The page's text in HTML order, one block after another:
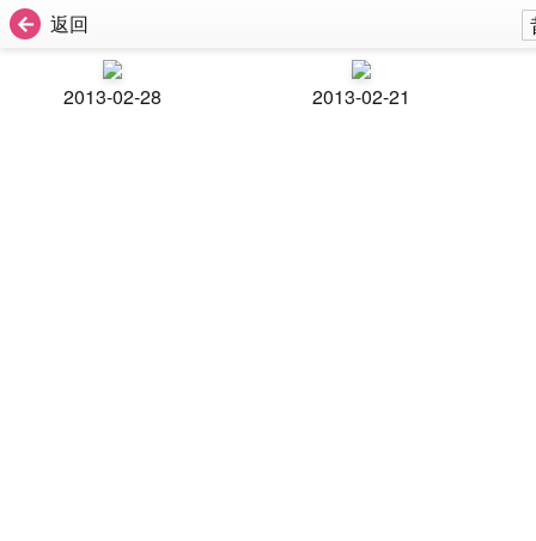
返回
2013-02-28 2013-02-21